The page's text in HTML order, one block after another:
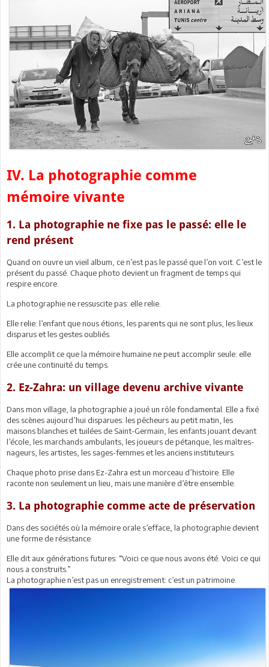
IV. La photographie comme
mémoire vivante
1. La photographie ne fixe pas le passé: elle le
rend présent
Quand on ouvre un vieil album, ce n’est pas le passé que l’on voit. C’est le
présent du passé. Chaque photo devient un fragment de temps qui
respire encore.
La photographie ne ressuscite pas: elle relie.
Elle relie: l’enfant que nous étions, les parents qui ne sont plus, les lieux
disparus et les gestes oubliés.
Elle accomplit ce que la mémoire humaine ne peut accomplir seule: elle
crée une continuité du temps.
2. Ez-Zahra: un village devenu archive vivante
Dans mon village, la photographie a joué un rôle fondamental. Elle a fixé
des scènes aujourd’hui disparues: les pêcheurs au petit matin, les
maisons blanches et tuilées de Saint-Germain, les enfants jouant devant
l’école, les marchands ambulants, les joueurs de pétanque, les maîtres-
nageurs, les artistes, les sages-femmes et les anciens instituteurs.
Chaque photo prise dans Ez-Zahra est un morceau d’histoire. Elle
raconte non seulement un lieu, mais une manière d’être ensemble.
3. La photographie comme acte de préservation
Dans des sociétés où la mémoire orale s’efface, la photographie devient
une forme de résistance.
Elle dit aux générations futures: “Voici ce que nous avons été. Voici ce qui
nous a construits.”
La photographie n’est pas un enregistrement: c’est un patrimoine.